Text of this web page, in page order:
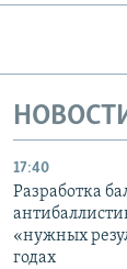
17:40
Разработка
«нужных
годах